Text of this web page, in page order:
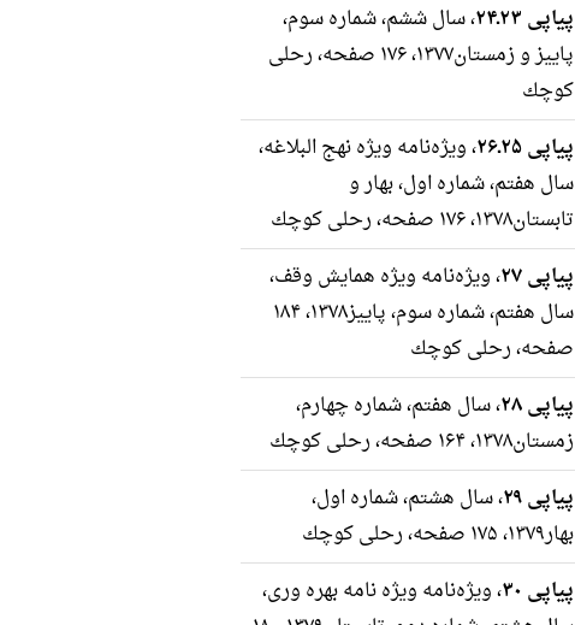
پیاپی ۲۳ـ۲۴
، سال ششم، شماره سوم،
پاییز و زمستان۱۳۷۷، ۱۷۶ صفحه، رحلى
كوچك
پیاپی ۲۵ـ۲۶
، ویژه‌نامه ویژه نهج البلاغه،
سال هفتم، شماره اول، بهار و
تابستان۱۳۷۸، ۱۷۶ صفحه، رحلى كوچك
پیاپی ۲۷
، ویژه‌نامه ویژه همایش وقف،
سال هفتم، شماره سوم، پاییز۱۳۷۸، ۱۸۴
صفحه، رحلى كوچك
پیاپی ۲۸
، سال هفتم، شماره چهارم،
زمستان۱۳۷۸، ۱۶۴ صفحه، رحلى كوچك
پیاپی ۲۹
، سال هشتم، شماره اول،
بهار۱۳۷۹، ۱۷۵ صفحه، رحلى كوچك
پیاپی ۳۰
، ویژه‌نامه ویژه نامه بهره وری،